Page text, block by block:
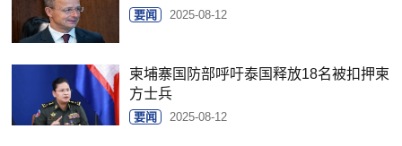
要闻 2025-08-12
柬埔寨国防部呼吁泰国释放18名被扣押柬
方士兵
要闻 2025-08-12